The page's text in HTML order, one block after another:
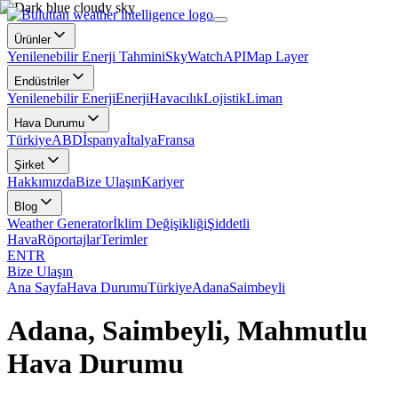
Ürünler
Yenilenebilir Enerji TahminiSkyWatchAPIMap Layer
Endüstriler
Yenilenebilir EnerjiEnerjiHavacılıkLojistikLiman
Hava Durumu
TürkiyeABDİspanyaİtalyaFransa
Şirket
HakkımızdaBize UlaşınKariyer
Blog
Weather Generatorİklim DeğişikliğiŞiddetli
HavaRöportajlarTerimler
ENTR
Bize Ulaşın
Ana SayfaHava DurumuTürkiyeAdanaSaimbeyli
Adana, Saimbeyli, Mahmutlu
Hava Durumu